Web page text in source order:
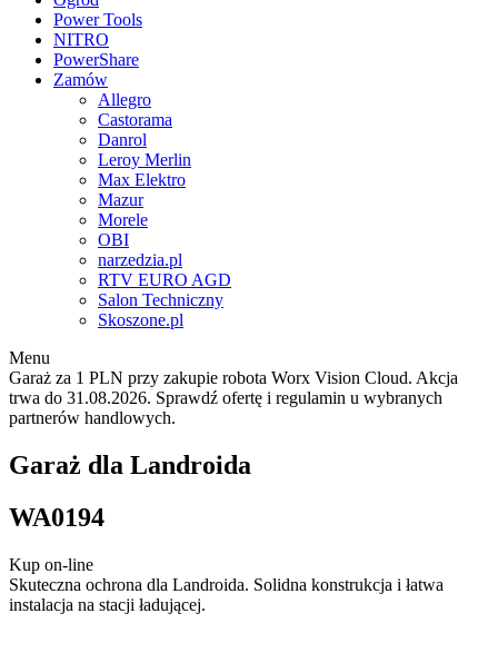
Power Tools
NITRO
PowerShare
Zamów
Allegro
Castorama
Danrol
Leroy Merlin
Max Elektro
Mazur
Morele
OBI
narzedzia.pl
RTV EURO AGD
Salon Techniczny
Skoszone.pl
Menu
Garaż za 1 PLN przy zakupie robota Worx Vision Cloud. Akcja
trwa do 31.08.2026. Sprawdź ofertę i regulamin u wybranych
partnerów handlowych.
Garaż dla Landroida
WA0194
Kup on-line
Skuteczna ochrona dla Landroida. Solidna konstrukcja i łatwa
instalacja na stacji ładującej.